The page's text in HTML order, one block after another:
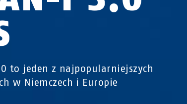
to jeden z najpopularniejszych
w Niemczech i Europie